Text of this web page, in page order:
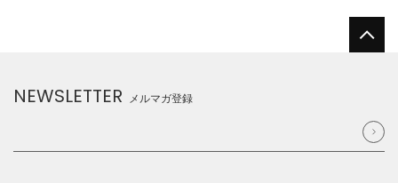
NEWSLETTER メルマガ登録